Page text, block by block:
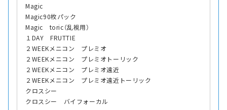
Magic
Magic90枚パック
Magic toric（乱視用）
１DAY FRUTTIE
２WEEKメニコン プレミオ
２WEEKメニコン プレミオトーリック
２WEEKメニコン プレミオ遠近
２WEEKメニコン プレミオ遠近トーリック
クロスシー
クロスシー バイフォーカル